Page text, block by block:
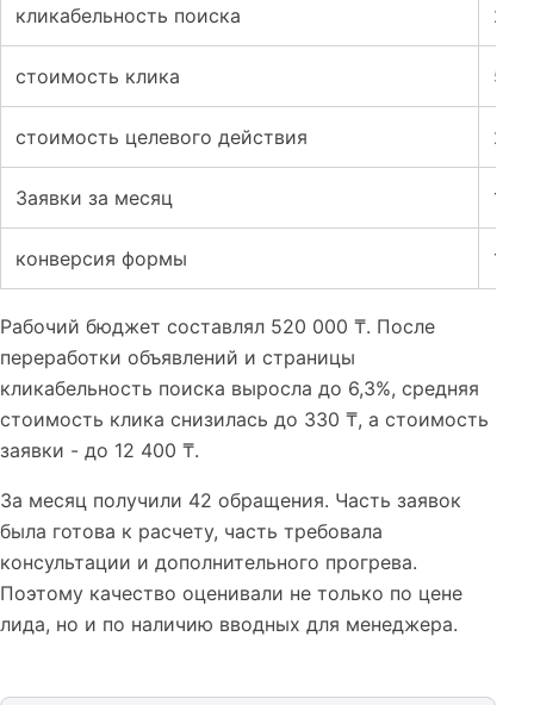
кликабельность поиска
стоимость клика 520
стоимость целевого действия 28
Заявки за месяц 14
конверсия формы 1,5%
Рабочий бюджет составлял 520 000 ₸. После
переработки объявлений и страницы
кликабельность поиска выросла до 6,3%, средняя
стоимость клика снизилась до 330 ₸, а стоимость
заявки - до 12 400 ₸.
За месяц получили 42 обращения. Часть заявок
была готова к расчету, часть требовала
консультации и дополнительного прогрева.
Поэтому качество оценивали не только по цене
лида, но и по наличию вводных для менеджера.